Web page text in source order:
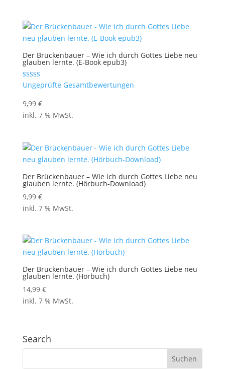
Der Brückenbauer – Wie ich durch Gottes Liebe neu
glauben lernte. (E-Book epub3)
Bewertet mit
5.00
Ungeprüfte Gesamtbewertungen
9,99 €
inkl. 7 % MwSt.
Der Brückenbauer – Wie ich durch Gottes Liebe neu
glauben lernte. (Hörbuch-Download)
9,99 €
inkl. 7 % MwSt.
Der Brückenbauer – Wie ich durch Gottes Liebe neu
glauben lernte. (Hörbuch)
14,99 €
inkl. 7 % MwSt.
Search